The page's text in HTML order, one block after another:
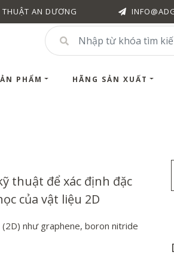
AN DƯƠNG
PHẨM HÃNG SẢN XUẤT
thuật để xác định đặc
của vật liệu 2D
(2D) như graphene, boron nitride